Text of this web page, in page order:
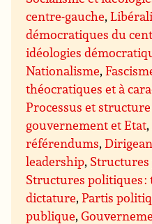
centre-gauche,
démocratiques du
idéologies
Nationalisme,
théocratiques et à
Processus et
gouvernement et Etat,
référendums,
leadership, Structures
Structures politiques
dictature,Partis
publique,